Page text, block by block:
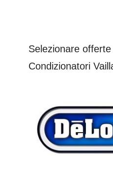
Selezionare
Condizionatori